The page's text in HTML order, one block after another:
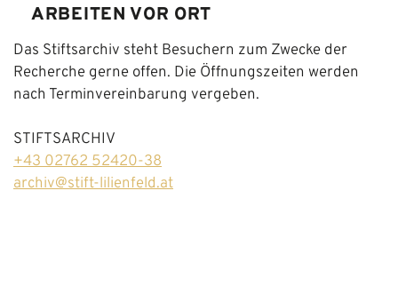
ARBEITEN VOR ORT
Das Stiftsarchiv steht Besuchern zum Zwecke der
Recherche gerne offen. Die Öffnungszeiten werden
nach Terminvereinbarung vergeben.
STIFTSARCHIV
+43 02762 52420-38
archiv@stift-lilienfeld.at